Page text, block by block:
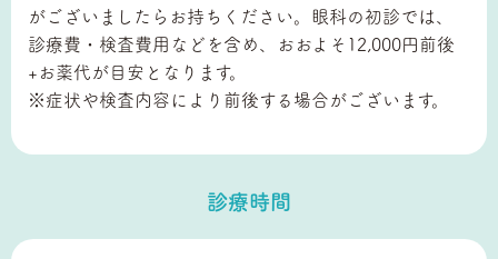
がございましたらお持ちください。眼科の初診では、
診療費・検査費用などを含め、おおよそ12,000円前後
+お薬代が目安となります。
※症状や検査内容により前後する場合がございます。
診療時間